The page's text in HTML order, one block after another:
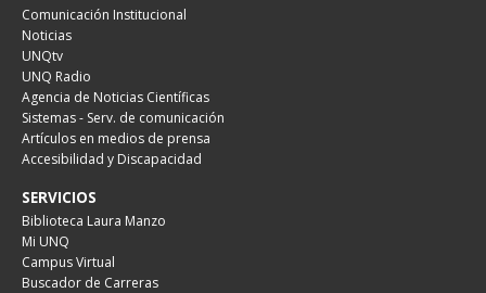
Comunicación Institucional
Noticias
UNQtv
UNQ Radio
Agencia de Noticias Científicas
Sistemas - Serv. de comunicación
Artículos en medios de prensa
Accesibilidad y Discapacidad
SERVICIOS
Biblioteca Laura Manzo
Mi UNQ
Campus Virtual
Buscador de Carreras